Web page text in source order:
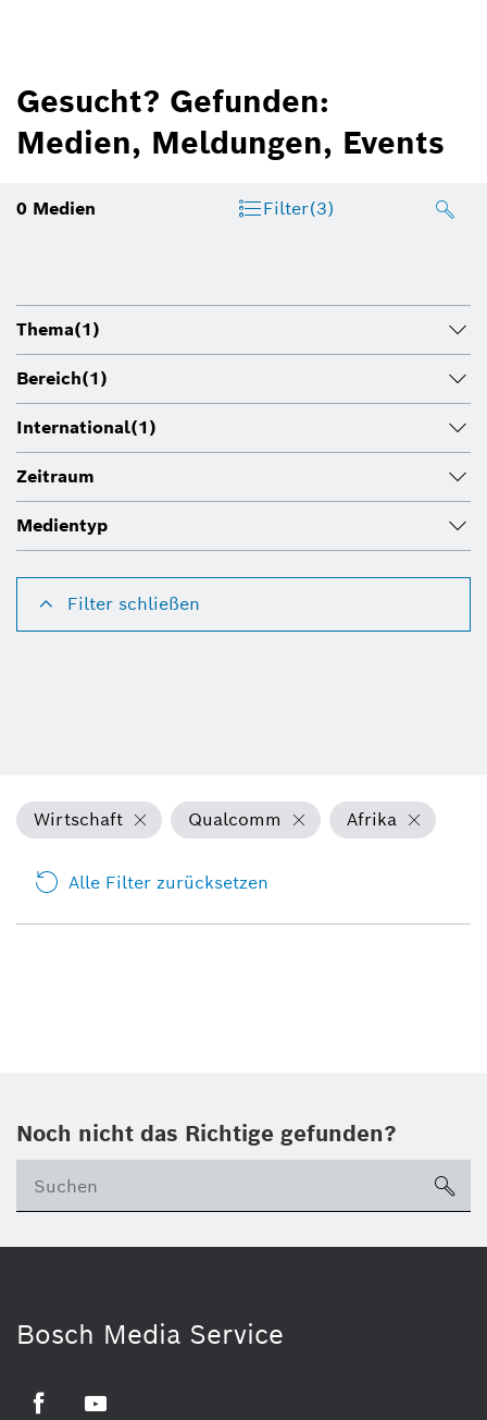
Gesucht? Gefunden:
Medien, Meldungen, Events
0 Medien Filter(3)
Thema(1)
Bereich(1)
International(1)
Zeitraum
Medientyp
Filter schließen
Wirtschaft Qualcomm Afrika
Alle Filter zurücksetzen
Noch nicht das Richtige gefunden?
Bosch Media Service